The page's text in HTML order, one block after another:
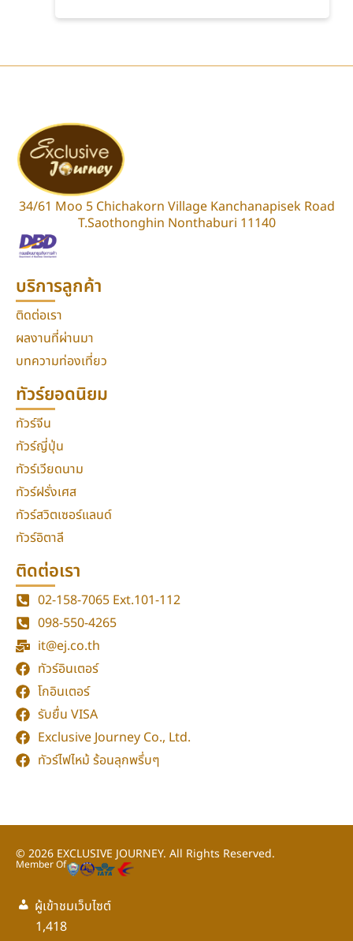
34/61 Moo 5 Chichakorn Village Kanchanapisek Road
T.Saothonghin Nonthaburi 11140
บริการลูกค้า
ติดต่อเรา
ผลงานที่ผ่านมา
บทความท่องเที่ยว
ทัวร์ยอดนิยม
ทัวร์จีน
ทัวร์ญี่ปุ่น
ทัวร์เวียดนาม
ทัวร์ฝรั่งเศส
ทัวร์สวิตเซอร์แลนด์
ทัวร์อิตาลี
ติดต่อเรา
02-158-7065Ext.101-112
098-550-4265
it@ej.co.th
ทัวร์อินเตอร์
โกอินเตอร์
รับยื่น VISA
Exclusive Journey Co., Ltd.
ทัวร์ไฟไหม้ ร้อนลุกพรึ่บๆ
© 2026 EXCLUSIVE JOURNEY. All Rights Reserved.
Member Of
ผู้เข้าชมเว็บไซต์
1,418